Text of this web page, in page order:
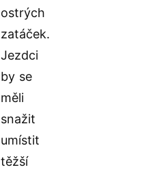
ostrých
zatáček.
Jezdci
by se
měli
snažit
umístit
těžší